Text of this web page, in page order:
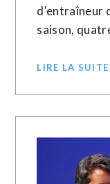
d'entraîneur
saison,
LIRE LA